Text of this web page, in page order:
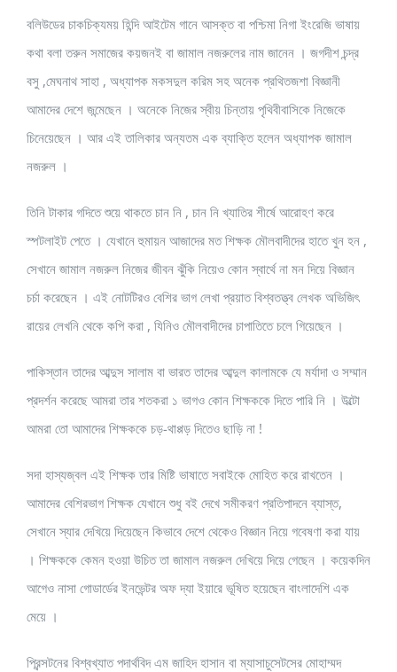
বলিউডের চাকচিক্যময় হিন্দি আইটেম গানে আসক্ত বা পশ্চিমা নিগা ইংরেজি ভাষায়
কথা বলা তরুন সমাজের কয়জনই বা জামাল নজরুলের নাম জানেন । জগদীশ চন্দ্র
বসু ,মেঘনাথ সাহা , অধ্যাপক মকসদুল করিম সহ অনেক প্রথিতজশা বিজ্ঞানী
আমাদের দেশে জন্মেছেন । অনেকে নিজের স্বীয় চিন্তায় পৃথিবীবাসিকে নিজেকে
চিনেয়েছেন । আর এই তালিকার অন্যতম এক ব্যাক্তি হলেন অধ্যাপক জামাল
নজরুল ।
তিনি টাকার গদিতে শুয়ে থাকতে চান নি , চান নি খ্যাতির শীর্ষে আরোহণ করে
স্পটলাইট পেতে । যেখানে হুমায়ন আজাদের মত শিক্ষক মৌলবাদীদের হাতে খুন হন ,
সেখানে জামাল নজরুল নিজের জীবন ঝুঁকি নিয়েও কোন স্বার্থে না মন দিয়ে বিজ্ঞান
চর্চা করেছেন । এই নোটটিরও বেশির ভাগ লেখা প্রয়াত বিশ্বতত্ত্ব লেখক অভিজিৎ
রায়ের লেখনি থেকে কপি করা , যিনিও মৌলবাদীদের চাপাতিতে চলে গিয়েছেন ।
পাকিস্তান তাদের আব্দুস সালাম বা ভারত তাদের আব্দুল কালামকে যে মর্যাদা ও সম্মান
প্রদর্শন করেছে আমরা তার শতকরা ১ ভাগও কোন শিক্ষককে দিতে পারি নি । উল্টো
আমরা তো আমাদের শিক্ষককে চড়-থাপ্পড় দিতেও ছাড়ি না !
সদা হাস্যজ্বল এই শিক্ষক তার মিষ্টি ভাষাতে সবাইকে মোহিত করে রাখতেন ।
আমাদের বেশিরভাগ শিক্ষক যেখানে শুধু বই দেখে সমীকরণ প্রতিপাদনে ব্যাস্ত,
সেখানে স্যার দেখিয়ে দিয়েছেন কিভাবে দেশে থেকেও বিজ্ঞান নিয়ে গবেষণা করা যায়
। শিক্ষককে কেমন হওয়া উচিত তা জামাল নজরুল দেখিয়ে দিয়ে গেছেন । কয়েকদিন
আগেও নাসা গোডার্ডের ইনভেন্টর অফ দ্যা ইয়ারে ভূষিত হয়েছেন বাংলাদেশি এক
মেয়ে ।
প্রিন্সটনের বিশ্বখ্যাত পদার্থবিদ এম জাহিদ হাসান বা ম্যাসাচুসেটসের মোহাম্মদ